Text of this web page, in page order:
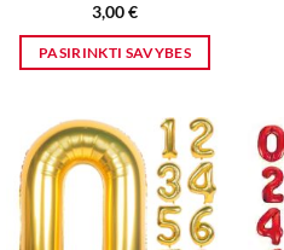
3,00€
PASIRINKTI SAVYBES
has
multiple
variants.
The